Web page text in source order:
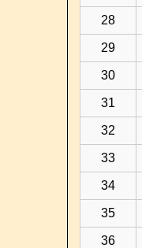
28
29
30
31
32
33
34
35
36